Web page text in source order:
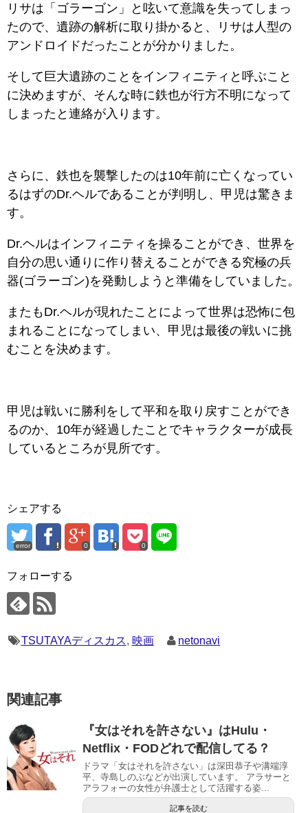
リサは「ゴラーゴン」と呟いて意識を失ってしまっ
たので、遺跡の解析に取り掛かると、リサは人型の
アンドロイドだったことが分かりました。
そして巨大遺跡のことをインフィニティと呼ぶこと
に決めますが、そんな時に鉄也が行方不明になって
しまったと連絡が入ります。
さらに、鉄也を襲撃したのは10年前に亡くなってい
るはずのDr.ヘルであることが判明し、甲児は驚きま
す。
Dr.ヘルはインフィニティを操ることができ、世界を
自分の思い通りに作り替えることができる究極の兵
器(ゴラーゴン)を発動しようと準備をしていました。
またもDr.ヘルが現れたことによって世界は恐怖に包
まれることになってしまい、甲児は最後の戦いに挑
むことを決めます。
甲児は戦いに勝利をして平和を取り戻すことができ
るのか、10年が経過したことでキャラクターが成長
しているところが見所です。
シェアする
error 0 0
フォローする
TSUTAYAディスカス, 映画 netonavi
関連記事
『女はそれを許さない』はHulu・
Netflix・FODどれで配信してる？
ドラマ「女はそれを許さない」は深田恭子や溝端淳
平、寺島しのぶなどが出演しています。 アラサーと
アラフォーの女性が弁護士として活躍する姿...
記事を読む